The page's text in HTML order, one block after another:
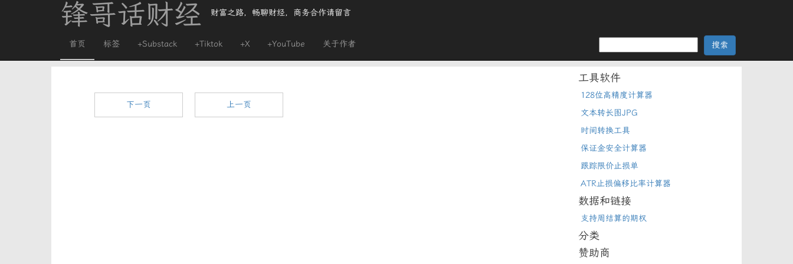
锋哥话财经 财富之路，畅聊财经，商务合作请留言
首页 标签 +Substack +Tiktok +X +YouTube 关于作者
下一页 上一页
工具软件
128位高精度计算器
文本转长图JPG
时间转换工具
保证金安全计算器
跟踪限价止损单
ATR止损偏移比率计算器
数据和链接
支持周结算的期权
分类
赞助商